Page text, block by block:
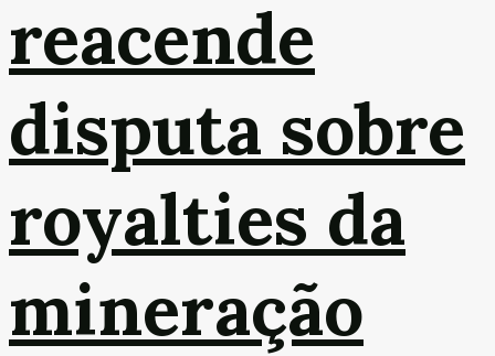
reacende
disputa sobre
royalties da
mineração